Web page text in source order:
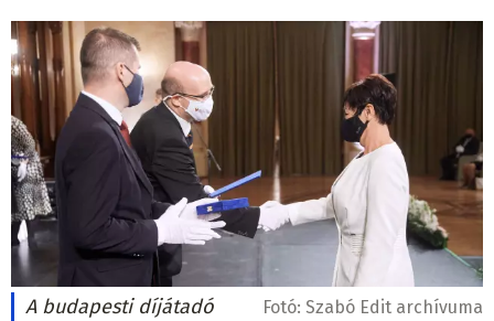
A budapesti díjátadó Fotó: Szabó Edit archívuma